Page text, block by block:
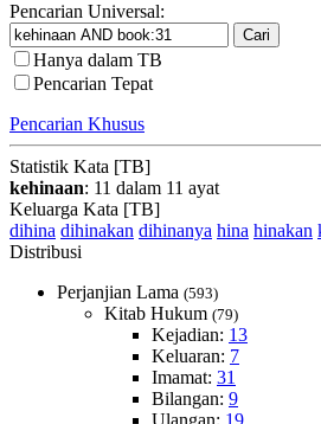
Pencarian Universal:
Hanya dalam TB
Pencarian Tepat
Pencarian Khusus
Statistik Kata [TB]
kehinaan: 11 dalam 11 ayat
Keluarga Kata [TB]
dihina dihinakan dihinanya hina hinakan
Distribusi
Perjanjian Lama (593)
Kitab Hukum (79)
Kejadian: 13
Keluaran: 7
Imamat: 31
Bilangan: 9
Ulangan: 19